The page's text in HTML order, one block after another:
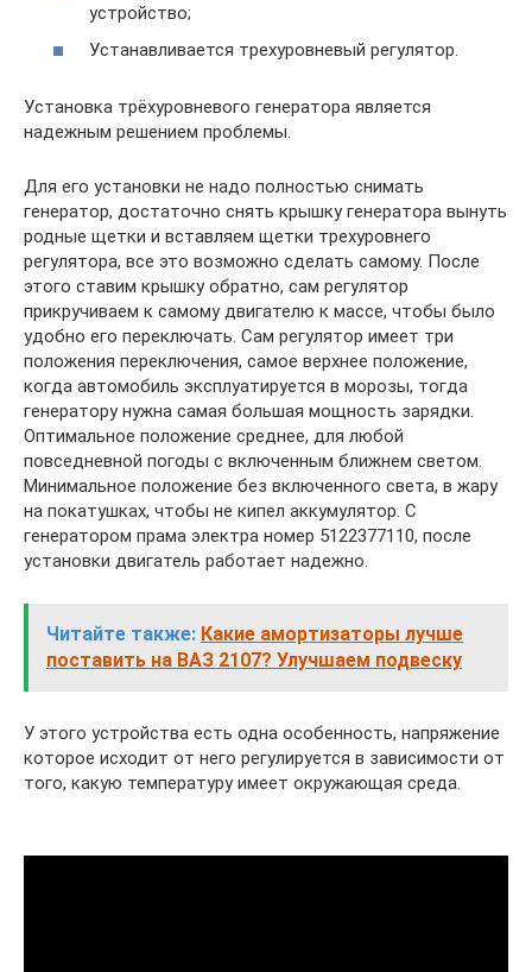
устройство;
Устанавливается трехуровневый регулятор.
Установка трёхуровневого генератора является
надежным решением проблемы.
Для его установки не надо полностью снимать
генератор, достаточно снять крышку генератора вынуть
родные щетки и вставляем щетки трехуровнего
регулятора, все это возможно сделать самому. После
этого ставим крышку обратно, сам регулятор
прикручиваем к самому двигателю к массе, чтобы было
удобно его переключать. Сам регулятор имеет три
положения переключения, самое верхнее положение,
когда автомобиль эксплуатируется в морозы, тогда
генератору нужна самая большая мощность зарядки.
Оптимальное положение среднее, для любой
повседневной погоды с включенным ближнем светом.
Минимальное положение без включенного света, в жару
на покатушках, чтобы не кипел аккумулятор. С
генератором прама электра номер 5122377110, после
установки двигатель работает надежно.
Читайте также: Какие амортизаторы лучше
поставить на ВАЗ 2107? Улучшаем подвеску
У этого устройства есть одна особенность, напряжение
которое исходит от него регулируется в зависимости от
того, какую температуру имеет окружающая среда.